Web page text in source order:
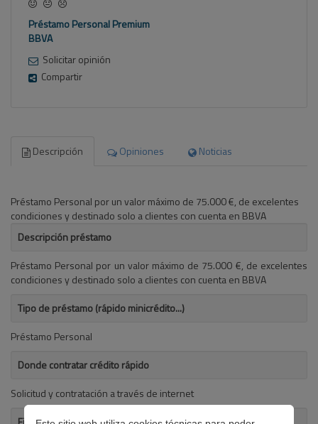
Préstamo Personal Premium
BBVA
Solicitar opinión
Compartir
Descripción Opiniones Noticias
Préstamo Personal por un valor máximo de 75.000 €, de excelentes
condiciones y destinado solo a clientes con cuenta en BBVA
Descripción préstamo
Préstamo Personal por un valor máximo de 75.000 €, de excelentes
condiciones y destinado solo a clientes con cuenta en BBVA
Tipo de préstamo (rápido minicrédito...)
Préstamo Personal
Donde contratar crédito rápido
Solicitud y contratación a través de internet